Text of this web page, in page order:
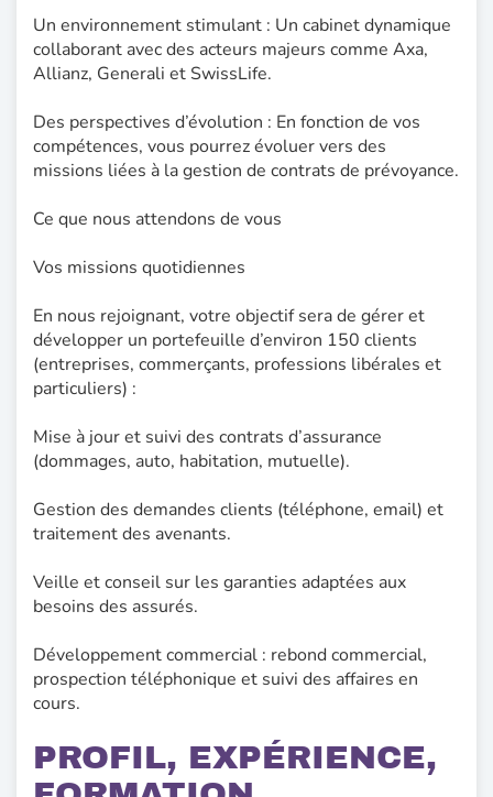
Un environnement stimulant : Un cabinet dynamique
collaborant avec des acteurs majeurs comme Axa,
Allianz, Generali et SwissLife.
Des perspectives d’évolution : En fonction de vos
compétences, vous pourrez évoluer vers des
missions liées à la gestion de contrats de prévoyance.
Ce que nous attendons de vous
Vos missions quotidiennes
En nous rejoignant, votre objectif sera de gérer et
développer un portefeuille d’environ 150 clients
(entreprises, commerçants, professions libérales et
particuliers) :
Mise à jour et suivi des contrats d’assurance
(dommages, auto, habitation, mutuelle).
Gestion des demandes clients (téléphone, email) et
traitement des avenants.
Veille et conseil sur les garanties adaptées aux
besoins des assurés.
Développement commercial : rebond commercial,
prospection téléphonique et suivi des affaires en
cours.
PROFIL, EXPÉRIENCE,